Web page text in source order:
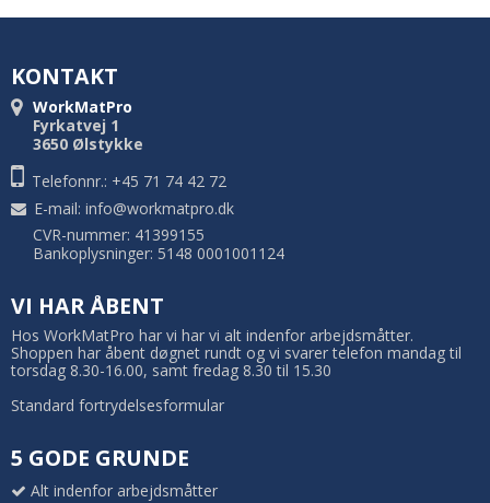
KONTAKT
WorkMatPro
Fyrkatvej 1
3650 Ølstykke
Telefonnr.: +45 71 74 42 72
E-mail: info@workmatpro.dk
CVR-nummer: 41399155
Bankoplysninger: 5148 0001001124
VI HAR ÅBENT
Hos WorkMatPro har vi har vi alt indenfor arbejdsmåtter.
Shoppen har åbent døgnet rundt og vi svarer telefon mandag til
torsdag 8.30-16.00, samt fredag 8.30 til 15.30
Standard fortrydelsesformular
5 GODE GRUNDE
Alt indenfor arbejdsmåtter